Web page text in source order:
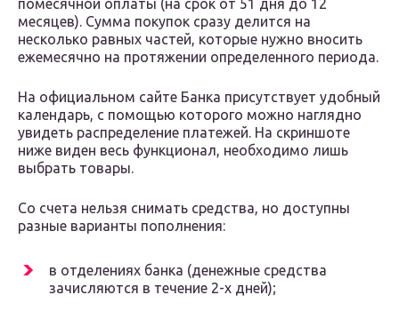
помесячной оплаты (на срок от 51 дня до 12
месяцев). Сумма покупок сразу делится на
несколько равных частей, которые нужно вносить
ежемесячно на протяжении определенного периода.
На официальном сайте Банка присутствует удобный
календарь, с помощью которого можно наглядно
увидеть распределение платежей. На скриншоте
ниже виден весь функционал, необходимо лишь
выбрать товары.
Со счета нельзя снимать средства, но доступны
разные варианты пополнения:
в отделениях банка (денежные средства
зачисляются в течение 2-х дней);